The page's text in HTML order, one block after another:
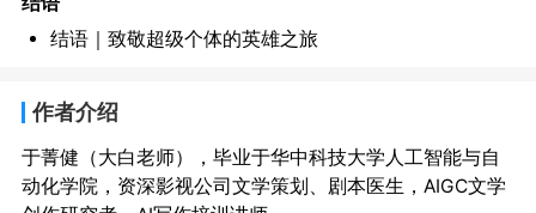
结语｜致敬超级个体的英雄之旅
作者介绍
于菁健（大白老师），毕业于华中科技大学人工智能与自
动化学院，资深影视公司文学策划、剧本医生，AIGC文学